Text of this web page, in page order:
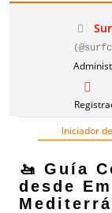
Iniciador
🚤 Guía
desde